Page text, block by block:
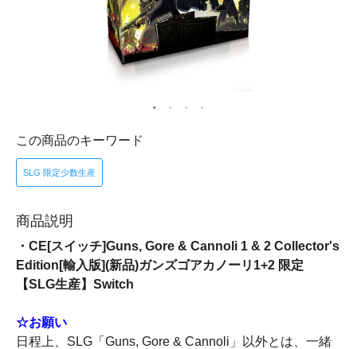
この商品のキーワード
SLG 限定少数生産
商品説明
・CE[スイッチ]Guns, Gore & Cannoli 1 & 2 Collector's
Edition[輸入版](新品)ガンズゴアカノーリ1+2 限定
【SLG生産】Switch
☆お願い
日程上、SLG「Guns, Gore & Cannoli」以外とは、一緒